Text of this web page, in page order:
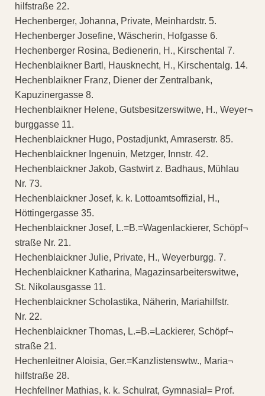
hilfstraße 22.
Hechenberger, Johanna, Private, Meinhardstr. 5.
Hechenberger Josefine, Wäscherin, Hofgasse 6.
Hechenberger Rosina, Bedienerin, H., Kirschental 7.
Hechenblaikner Bartl, Hausknecht, H., Kirschentalg. 14.
Hechenblaikner Franz, Diener der Zentralbank,
Kapuzinergasse 8.
Hechenblaikner Helene, Gutsbesitzerswitwe, H., Weyer¬
burggasse 11.
Hechenblaickner Hugo, Postadjunkt, Amraserstr. 85.
Hechenblaickner Ingenuin, Metzger, Innstr. 42.
Hechenblaickner Jakob, Gastwirt z. Badhaus, Mühlau
Nr. 73.
Hechenblaickner Josef, k. k. Lottoamtsoffizial, H.,
Höttingergasse 35.
Hechenblaickner Josef, L.=B.=Wagenlackierer, Schöpf¬
straße Nr. 21.
Hechenblaickner Julie, Private, H., Weyerburgg. 7.
Hechenblaickner Katharina, Magazinsarbeiterswitwe,
St. Nikolausgasse 11.
Hechenblaickner Scholastika, Näherin, Mariahilfstr.
Nr. 22.
Hechenblaickner Thomas, L.=B.=Lackierer, Schöpf¬
straße 21.
Hechenleitner Aloisia, Ger.=Kanzlistenswtw., Maria¬
hilfstraße 28.
Hechfellner Mathias, k. k. Schulrat, Gymnasial= Prof.